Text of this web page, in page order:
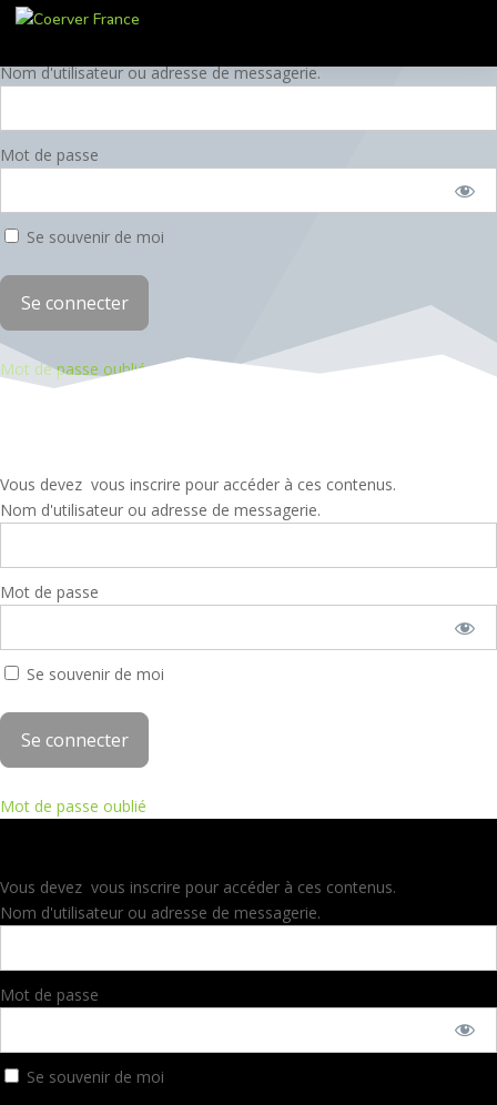
Nom d'utilisateur ou adresse de messagerie.
Mot de passe
Se souvenir de moi
Mot de passe oublié
Vous devez vous inscrire pour accéder à ces contenus.
Nom d'utilisateur ou adresse de messagerie.
Mot de passe
Se souvenir de moi
Mot de passe oublié
Vous devez vous inscrire pour accéder à ces contenus.
Nom d'utilisateur ou adresse de messagerie.
Mot de passe
Se souvenir de moi